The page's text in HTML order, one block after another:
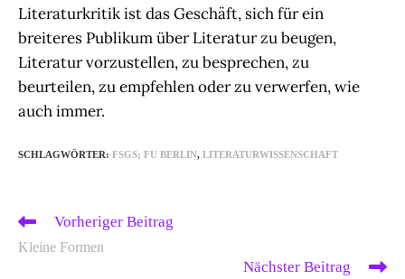
Literaturkritik ist das Geschäft, sich für ein
breiteres Publikum über Literatur zu beugen,
Literatur vorzustellen, zu besprechen, zu
beurteilen, zu empfehlen oder zu verwerfen, wie
auch immer.
SCHLAGWÖRTER: FSGS; FU BERLIN, LITERATURWISSENSCHAFT
Weitere
Artikel
ansehen
Vorheriger Beitrag
Kleine Formen
Nächster Beitrag